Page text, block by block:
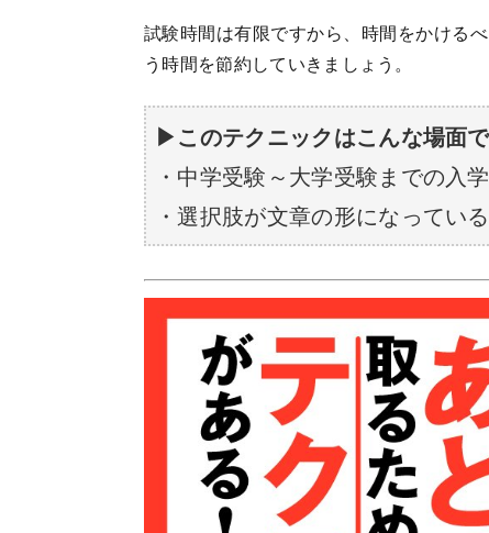
試験時間は有限ですから、時間をかける
う時間を節約していきましょう。
▶︎このテクニックはこんな場面で
・中学受験～大学受験までの入
・選択肢が文章の形になってい